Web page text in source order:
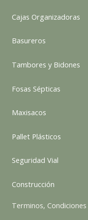
Cajas Organizadoras
Basureros
Tambores y Bidones
Fosas Sépticas
Maxisacos
Pallet Plásticos
Seguridad Vial
Construcción
Terminos,